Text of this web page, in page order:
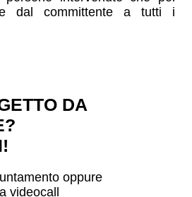
dal committente a tutti i
DA
oppure
videocall